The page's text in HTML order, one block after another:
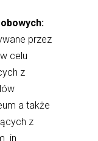
przez
celu
z
a także
z
in.